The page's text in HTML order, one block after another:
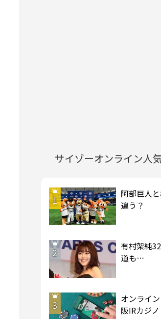
サイゾーオンライン人
1
阿部巨人
違う？
2
有村架純
道も…
3
オンライ
阪IRカジノ